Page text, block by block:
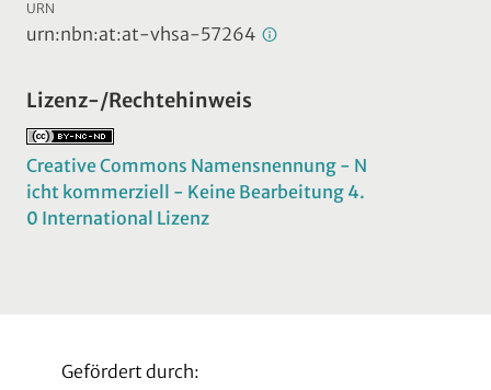
URN
urn:nbn:at:at-vhsa-57264
Lizenz-/Rechtehinweis
Creative Commons Namensnennung - N
icht kommerziell - Keine Bearbeitung 4.
0 International Lizenz
Gefördert durch: